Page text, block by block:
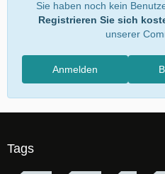
Sie haben noch kein
Registrieren Sie sich
unserer
Anmelden
Tags